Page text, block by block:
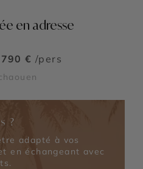
en adresse
€ /pers
?
adapté à vos
en échangeant avec